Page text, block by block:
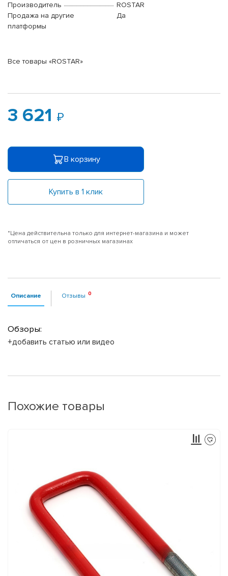
Производитель
ROSTAR
Продажа на другие
платформы
Да
Все товары «ROSTAR»
3 621
В корзину
Купить в 1 клик
*Цена действительна только для интернет-магазина и может
отличаться от цен в розничных магазинах
Описание Отзывы
Обзоры:
+добавить статью или видео
Похожие товары